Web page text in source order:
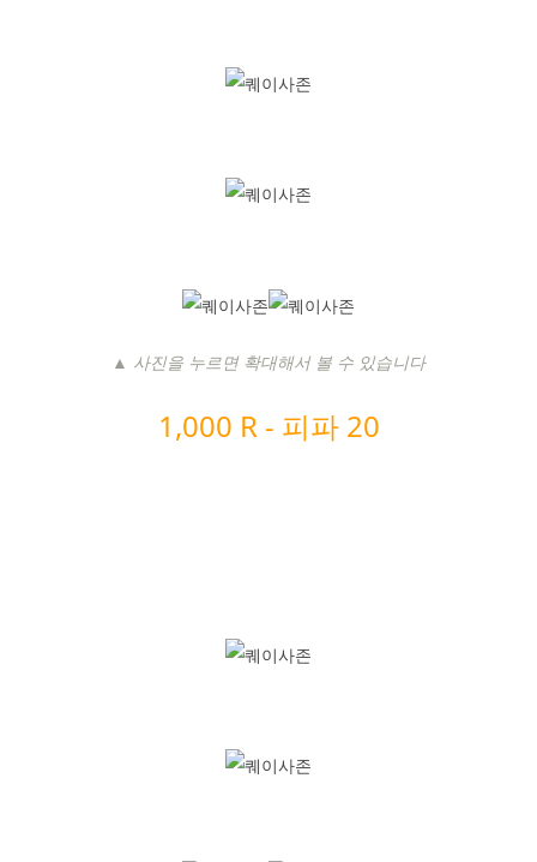
▲ 사진을 누르면 확대해서 볼 수 있습니다
1,000 R - 피파 20